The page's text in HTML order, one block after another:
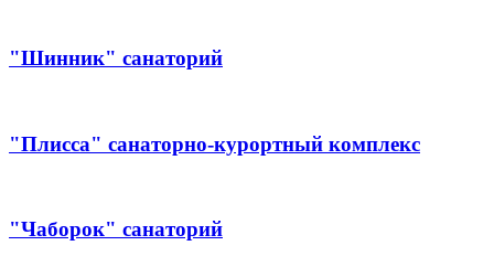
"Шинник" санаторий
"Плисса" санаторно-курортный комплекс
"Чаборок" санаторий